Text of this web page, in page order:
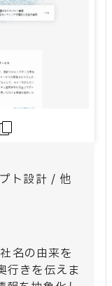
ト設計 / 他
名の由来を
行きを伝えま